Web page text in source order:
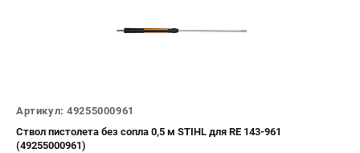
Артикул: 49255000961
Ствол пистолета без сопла 0,5 м STIHL для RE 143-961
(49255000961)